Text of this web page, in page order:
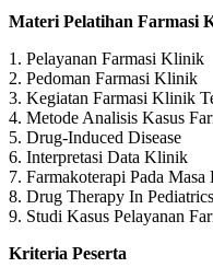
Materi Pelatihan Farmasi
1. Pelayanan Farmasi Klinik
2. Pedoman Farmasi Klinik
3. Kegiatan Farmasi Klinik
4. Metode Analisis Kasus
5. Drug-Induced Disease
6. Interpretasi Data Klinik
7. Farmakoterapi Pada Masa
8. Drug Therapy In
9. Studi Kasus Pelayanan
Kriteria Peserta